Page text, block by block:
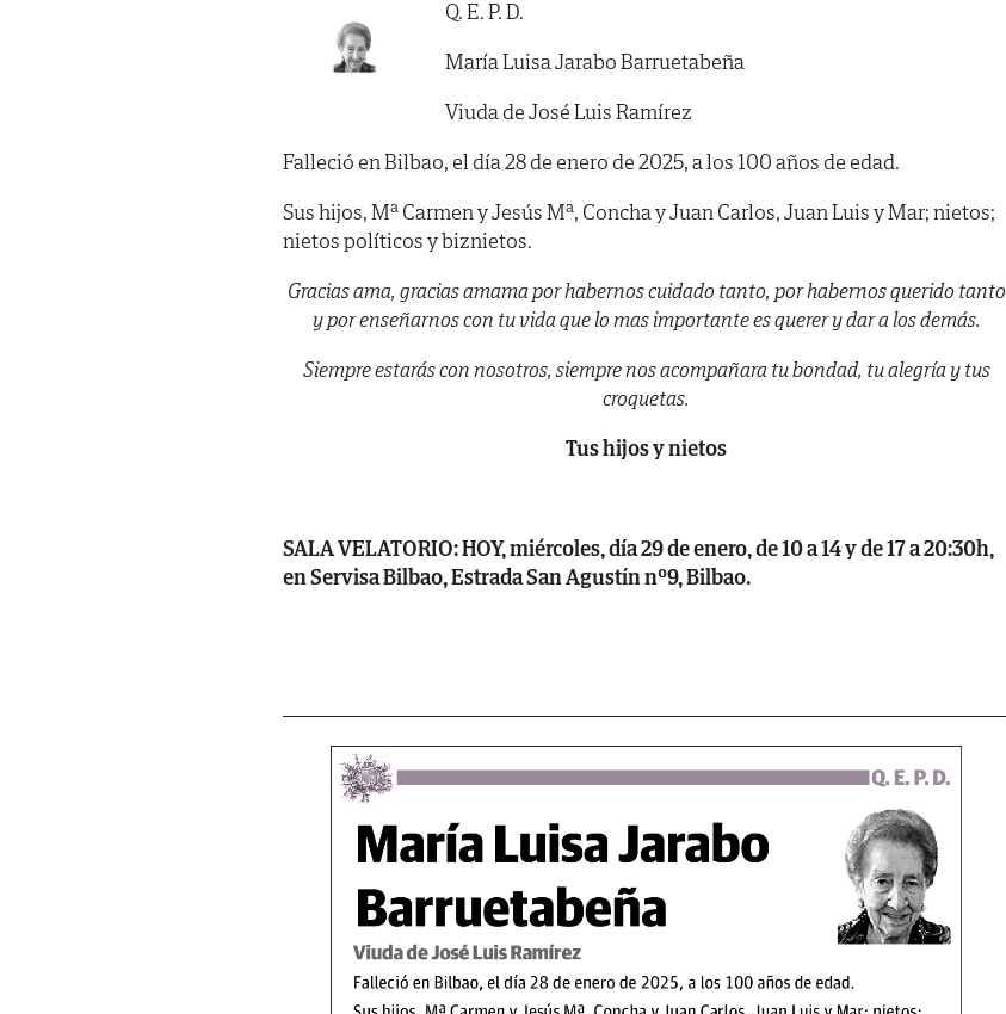
Q. E. P. D.
María Luisa Jarabo Barruetabeña
Viuda de José Luis Ramírez
Falleció en Bilbao, el día 28 de enero de 2025, a los 100 años de edad.
Sus hijos, Mª Carmen y Jesús Mª, Concha y Juan Carlos, Juan Luis y Mar; nietos;
nietos políticos y biznietos.
Gracias ama, gracias amama por habernos cuidado tanto, por habernos querido tanto
y por enseñarnos con tu vida que lo mas importante es querer y dar a los demás.
Siempre estarás con nosotros, siempre nos acompañara tu bondad, tu alegría y tus
croquetas.
Tus hijos y nietos
SALA VELATORIO: HOY, miércoles, día 29 de enero, de 10 a 14 y de 17 a 20:30h,
en Servisa Bilbao, Estrada San Agustín nº9, Bilbao.